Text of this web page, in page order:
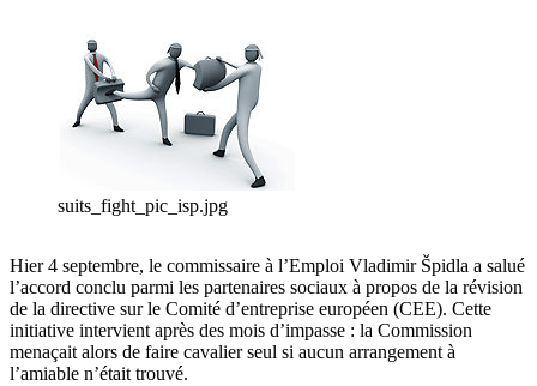
suits_fight_pic_isp.jpg
Hier 4 septembre, le commissaire à l’Emploi Vladimir Špidla a salué
l’accord conclu parmi les partenaires sociaux à propos de la révision
de la directive sur le Comité d’entreprise européen (CEE). Cette
initiative intervient après des mois d’impasse : la Commission
menaçait alors de faire cavalier seul si aucun arrangement à
l’amiable n’était trouvé.